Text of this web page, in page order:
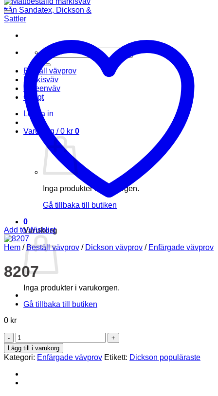
Sök
efter:
Beställ vävprov
Markisväv
Screenväv
Övrigt
Logga in
Varukorg /0 kr 0
Inga produkter i varukorgen.
Gå tillbaka till butiken
0
Varukorg
Inga produkter i varukorgen.
Gå tillbaka till butiken
Add to Wishlist
Hem / Beställ vävprov / Dickson vävprov / Enfärgade vävprov
8207
0 kr
8207
mängd
Lägg till i varukorg
Kategori: Enfärgade vävprov Etikett: Dickson populäraste